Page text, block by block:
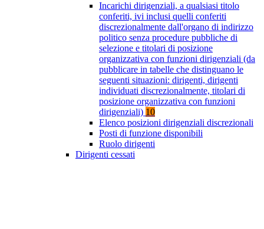
Incarichi dirigenziali, a qualsiasi titolo
conferiti, ivi inclusi quelli conferiti
discrezionalmente dall'organo di indirizzo
politico senza procedure pubbliche di
selezione e titolari di posizione
organizzativa con funzioni dirigenziali (da
pubblicare in tabelle che distinguano le
seguenti situazioni: dirigenti, dirigenti
individuati discrezionalmente, titolari di
posizione organizzativa con funzioni
dirigenziali) 10
Elenco posizioni dirigenziali discrezionali
Posti di funzione disponibili
Ruolo dirigenti
Dirigenti cessati